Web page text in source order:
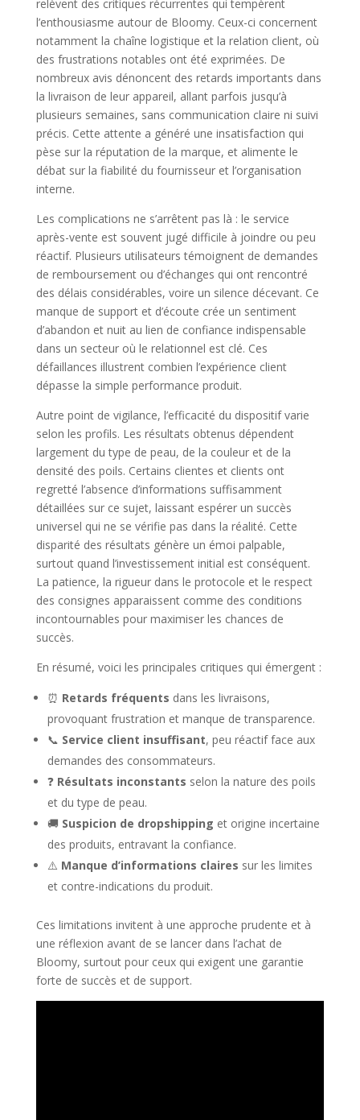
relèvent des critiques récurrentes qui tempèrent
l’enthousiasme autour de Bloomy. Ceux-ci concernent
notamment la chaîne logistique et la relation client, où
des frustrations notables ont été exprimées. De
nombreux avis dénoncent des retards importants dans
la livraison de leur appareil, allant parfois jusqu’à
plusieurs semaines, sans communication claire ni suivi
précis. Cette attente a généré une insatisfaction qui
pèse sur la réputation de la marque, et alimente le
débat sur la fiabilité du fournisseur et l’organisation
interne.
Les complications ne s’arrêtent pas là : le service
après-vente est souvent jugé difficile à joindre ou peu
réactif. Plusieurs utilisateurs témoignent de demandes
de remboursement ou d’échanges qui ont rencontré
des délais considérables, voire un silence décevant. Ce
manque de support et d’écoute crée un sentiment
d’abandon et nuit au lien de confiance indispensable
dans un secteur où le relationnel est clé. Ces
défaillances illustrent combien l’expérience client
dépasse la simple performance produit.
Autre point de vigilance, l’efficacité du dispositif varie
selon les profils. Les résultats obtenus dépendent
largement du type de peau, de la couleur et de la
densité des poils. Certains clientes et clients ont
regretté l’absence d’informations suffisamment
détaillées sur ce sujet, laissant espérer un succès
universel qui ne se vérifie pas dans la réalité. Cette
disparité des résultats génère un émoi palpable,
surtout quand l’investissement initial est conséquent.
La patience, la rigueur dans le protocole et le respect
des consignes apparaissent comme des conditions
incontournables pour maximiser les chances de
succès.
En résumé, voici les principales critiques qui émergent :
⏰ Retards fréquents dans les livraisons,
provoquant frustration et manque de transparence.
📞 Service client insuffisant, peu réactif face aux
demandes des consommateurs.
❓ Résultats inconstants selon la nature des poils
et du type de peau.
🚚 Suspicion de dropshipping et origine incertaine
des produits, entravant la confiance.
⚠️ Manque d’informations claires sur les limites
et contre-indications du produit.
Ces limitations invitent à une approche prudente et à
une réflexion avant de se lancer dans l’achat de
Bloomy, surtout pour ceux qui exigent une garantie
forte de succès et de support.